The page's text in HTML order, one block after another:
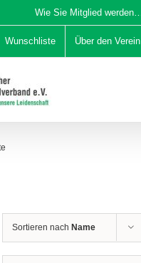
Wie Sie Mitglied werden…
Wunschliste Über den Verein
Sortieren nach Name